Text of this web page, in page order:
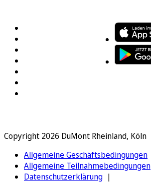
Copyright 2026 DuMont Rheinland, Köln
Allgemeine Geschäftsbedingungen
Allgemeine Teilnahmebedingungen
Datenschutzerklärung